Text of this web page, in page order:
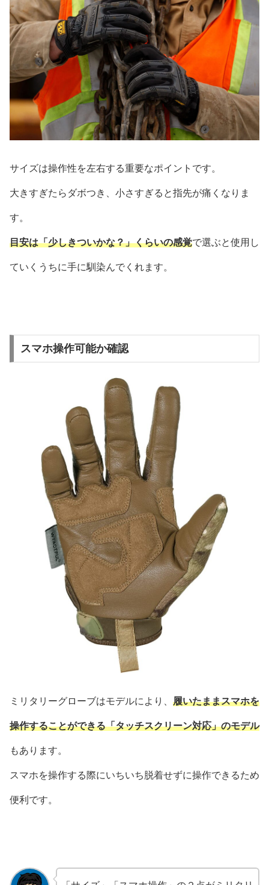
サイズは操作性を左右する重要なポイントです。
大きすぎたらダボつき、小さすぎると指先が痛くなりま
す。
目安は「少しきついかな？」くらいの感覚で選ぶと使用し
ていくうちに手に馴染んでくれます。
スマホ操作可能か確認
ミリタリーグローブはモデルにより、 履いたままスマホを
操作することができる「タッチスクリーン対応」のモデル
もあります。
スマホを操作する際にいちいち脱着せずに操作できるため
便利です。